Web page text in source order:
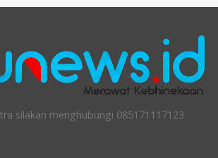
silakan menghubungi 085171117123